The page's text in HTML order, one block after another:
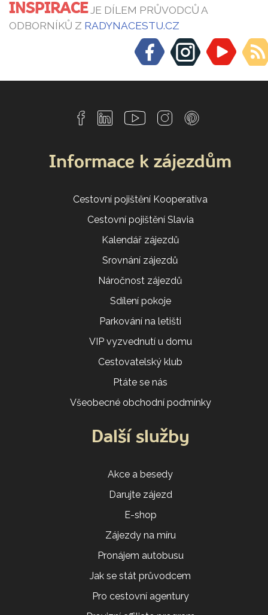
INSPIRACEJE DÍLEM PRŮVODCŮ A
ODBORNÍKŮ Z RADYNACESTU.CZ
Informace k zájezdům
Cestovní pojištění Kooperativa
Cestovní pojištění Slavia
Kalendář zájezdů
Srovnání zájezdů
Náročnost zájezdů
Sdílení pokoje
Parkování na letišti
VIP vyzvednutí u domu
Cestovatelský klub
Ptáte se nás
Všeobecné obchodní podmínky
Další služby
Akce a besedy
Darujte zájezd
E-shop
Zájezdy na míru
Pronájem autobusu
Jak se stát průvodcem
Pro cestovní agentury